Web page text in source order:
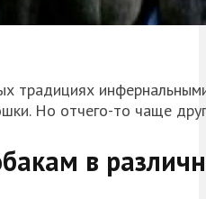
традициях
Но отчего-то чаще
в